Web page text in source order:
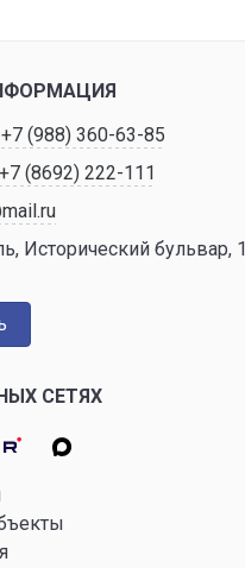
+7 (988) 360-63-85
+7 (8692) 222-111
Исторический бульвар, 1
СЕТЯХ